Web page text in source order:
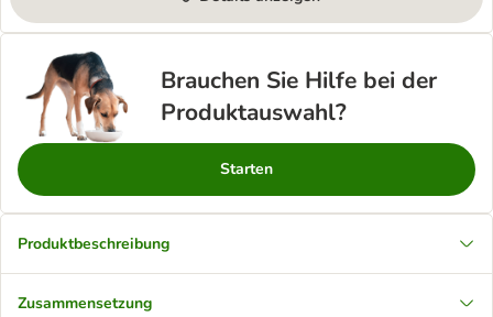
Brauchen Sie Hilfe bei der
Produktauswahl?
Starten
Produktbeschreibung
Zusammensetzung